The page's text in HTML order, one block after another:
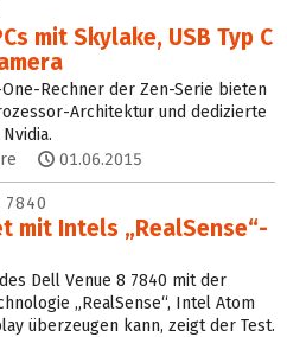
mit Skylake, USB Typ C
Rechner der Zen-Serie bieten
Architektur und dedizierte
01.06.2015
7840
mit Intels „RealSense“-
Dell Venue 8 7840 mit der
„RealSense“, Intel Atom
überzeugen kann, zeigt der Test.